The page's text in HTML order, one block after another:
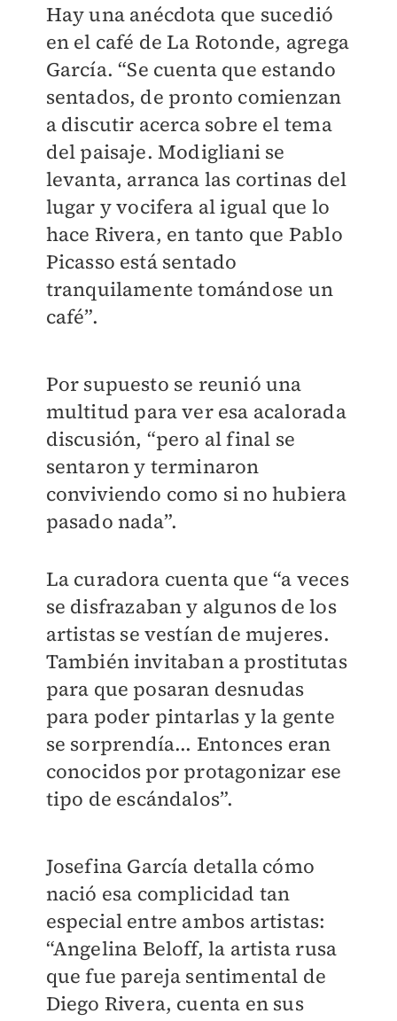
Hay una anécdota que sucedió
en el café de La Rotonde, agrega
García. “Se cuenta que estando
sentados, de pronto comienzan
a discutir acerca sobre el tema
del paisaje. Modigliani se
levanta, arranca las cortinas del
lugar y vocifera al igual que lo
hace Rivera, en tanto que Pablo
Picasso está sentado
tranquilamente tomándose un
café”.
Por supuesto se reunió una
multitud para ver esa acalorada
discusión, “pero al final se
sentaron y terminaron
conviviendo como si no hubiera
pasado nada”.
La curadora cuenta que “a veces
se disfrazaban y algunos de los
artistas se vestían de mujeres.
También invitaban a prostitutas
para que posaran desnudas
para poder pintarlas y la gente
se sorprendía... Entonces eran
conocidos por protagonizar ese
tipo de escándalos”.
Josefina García detalla cómo
nació esa complicidad tan
especial entre ambos artistas:
“Angelina Beloff, la artista rusa
que fue pareja sentimental de
Diego Rivera, cuenta en sus